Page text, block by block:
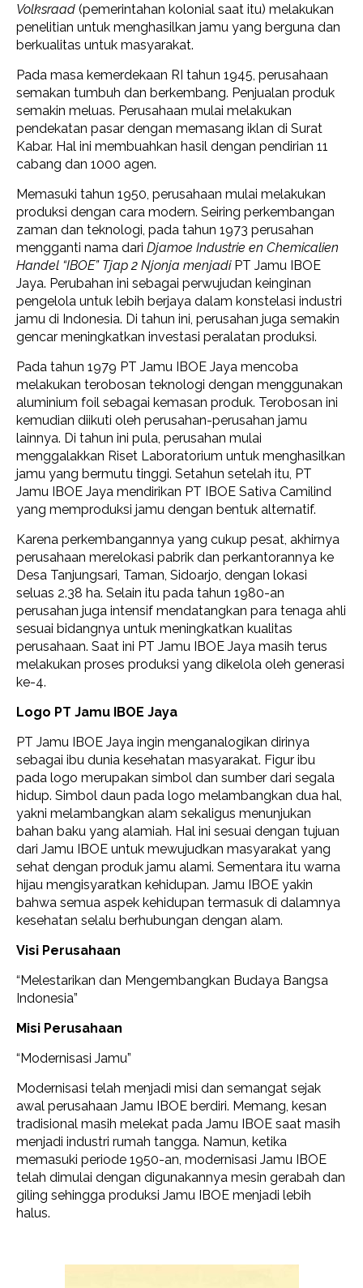
Volksraad (pemerintahan kolonial saat itu) melakukan
penelitian untuk menghasilkan jamu yang berguna dan
berkualitas untuk masyarakat.
Pada masa kemerdekaan RI tahun 1945, perusahaan
semakan tumbuh dan berkembang. Penjualan produk
semakin meluas. Perusahaan mulai melakukan
pendekatan pasar dengan memasang iklan di Surat
Kabar. Hal ini membuahkan hasil dengan pendirian 11
cabang dan 1000 agen.
Memasuki tahun 1950, perusahaan mulai melakukan
produksi dengan cara modern. Seiring perkembangan
zaman dan teknologi, pada tahun 1973 perusahan
mengganti nama dari Djamoe Industrie en Chemicalien
Handel “IBOE” Tjap 2 Njonja menjadiPT Jamu IBOE
Jaya. Perubahan ini sebagai perwujudan keinginan
pengelola untuk lebih berjaya dalam konstelasi industri
jamu di Indonesia. Di tahun ini, perusahan juga semakin
gencar meningkatkan investasi peralatan produksi.
Pada tahun 1979 PT Jamu IBOE Jaya mencoba
melakukan terobosan teknologi dengan menggunakan
aluminium foil sebagai kemasan produk. Terobosan ini
kemudian diikuti oleh perusahan-perusahan jamu
lainnya. Di tahun ini pula, perusahan mulai
menggalakkan Riset Laboratorium untuk menghasilkan
jamu yang bermutu tinggi. Setahun setelah itu, PT
Jamu IBOE Jaya mendirikan PT IBOE Sativa Camilind
yang memproduksi jamu dengan bentuk alternatif.
Karena perkembangannya yang cukup pesat, akhirnya
perusahaan merelokasi pabrik dan perkantorannya ke
Desa Tanjungsari, Taman, Sidoarjo, dengan lokasi
seluas 2.38 ha. Selain itu pada tahun 1980-an
perusahan juga intensif mendatangkan para tenaga ahli
sesuai bidangnya untuk meningkatkan kualitas
perusahaan. Saat ini PT Jamu IBOE Jaya masih terus
melakukan proses produksi yang dikelola oleh generasi
ke-4.
Logo PT Jamu IBOE Jaya
PT Jamu IBOE Jaya ingin menganalogikan dirinya
sebagai ibu dunia kesehatan masyarakat. Figur ibu
pada logo merupakan simbol dan sumber dari segala
hidup. Simbol daun pada logo melambangkan dua hal,
yakni melambangkan alam sekaligus menunjukan
bahan baku yang alamiah. Hal ini sesuai dengan tujuan
dari Jamu IBOE untuk mewujudkan masyarakat yang
sehat dengan produk jamu alami. Sementara itu warna
hijau mengisyaratkan kehidupan. Jamu IBOE yakin
bahwa semua aspek kehidupan termasuk di dalamnya
kesehatan selalu berhubungan dengan alam.
Visi Perusahaan
“Melestarikan dan Mengembangkan Budaya Bangsa
Indonesia”
Misi Perusahaan
“Modernisasi Jamu”
Modernisasi telah menjadi misi dan semangat sejak
awal perusahaan Jamu IBOE berdiri. Memang, kesan
tradisional masih melekat pada Jamu IBOE saat masih
menjadi industri rumah tangga. Namun, ketika
memasuki periode 1950-an, modernisasi Jamu IBOE
telah dimulai dengan digunakannya mesin gerabah dan
giling sehingga produksi Jamu IBOE menjadi lebih
halus.